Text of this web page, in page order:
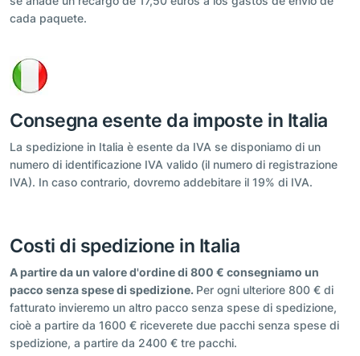
cada paquete.
Consegna esente da imposte in Italia
La spedizione in Italia è esente da IVA se disponiamo di un
numero di identificazione IVA valido (il numero di registrazione
IVA). In caso contrario, dovremo addebitare il 19% di IVA.
Costi di spedizione in Italia
A partire da un valore d'ordine di 800 € consegniamo un
pacco senza spese di spedizione. Per ogni ulteriore 800 € di
fatturato invieremo un altro pacco senza spese di spedizione,
cioè a partire da 1600 € riceverete due pacchi senza spese di
spedizione, a partire da 2400 € tre pacchi.